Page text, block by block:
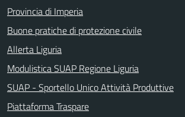
Provincia di Imperia
Buone pratiche di protezione civile
Allerta Liguria
Modulistica SUAP Regione Liguria
SUAP - Sportello Unico Attività Produttive
Piattaforma Traspare